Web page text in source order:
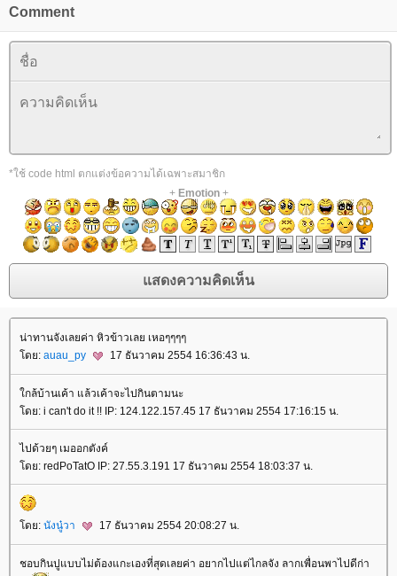
Comment
*ใช้ code html ตกแต่งข้อความได้เฉพาะสมาชิก
+ Emotion+
น่าทานจังเลยค่า หิวข้าวเลย เหอๆๆๆๆ
ดย: auau_py 17 ธันวาคม 2554 16:36:43 น.
กล้บ้านเค้า แล้วเค้าจะไปกินตามนะ
ดย: i can't do it !! IP: 124.122.157.45 17 ธันวาคม 2554 17:16:15 น.
ไปด้วยๆ เมออกตังค์
ดย: redPoTatO IP: 27.55.3.191 17 ธันวาคม 2554 18:03:37 น.
ดย: นังนู๋วา 17 ธันวาคม 2554 20:08:27 น.
ชอบกินปูแบบไม่ต้องแกะเองที่สุดเลยค่า อยากไปแต่ไกลจัง ลากเพื่อนพาไปดีก่า